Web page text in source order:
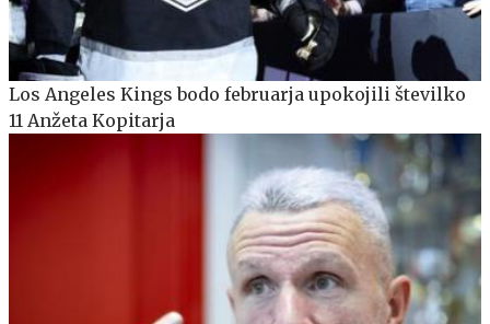
Los Angeles Kings bodo februarja upokojili številko
11 Anžeta Kopitarja